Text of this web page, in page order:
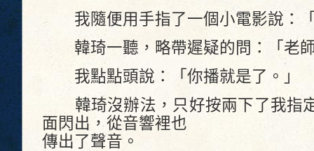
我隨便用手指了一個小電影說：「
韓琦一聽，略帶遲疑的問：「老師
我點點頭說：「你播就是了。」
韓琦沒辦法，只好按兩下了我指
面閃出，從音響裡也
傳出了聲音。